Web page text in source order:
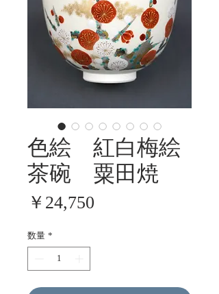
色絵 紅白梅絵
茶碗 粟田焼
￥24,750
数量 *